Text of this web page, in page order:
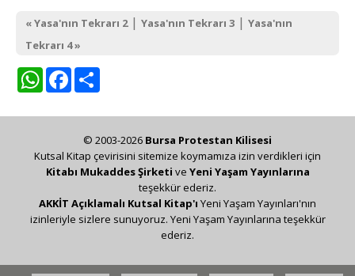
« Yasa'nın Tekrarı 2| Yasa'nın Tekrarı 3 | Yasa'nın
Tekrarı 4 »
WhatsAppFacebook
© 2003-2026 Bursa Protestan Kilisesi
Kutsal Kitap çevirisini sitemize koymamıza izin verdikleri için
Kitabı Mukaddes Şirketi ve Yeni Yaşam Yayınlarına
teşekkür ederiz.
AKKİT Açıklamalı Kutsal Kitap'ı Yeni Yaşam Yayınları'nın
izinleriyle sizlere sunuyoruz. Yeni Yaşam Yayınlarına teşekkür
ederiz.